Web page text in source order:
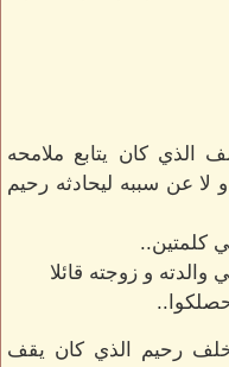
الذي كان يتابع ملامحه
لا عن سببه ليحادثه رحيم
كلمتين..
و زوجته قائلا
رحيم الذي كان يقف